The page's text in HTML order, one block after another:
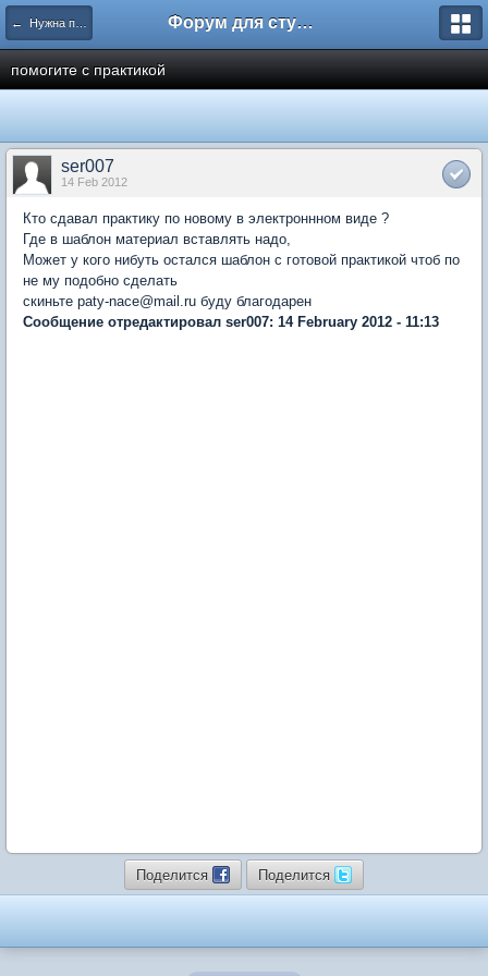
← Нужна помощь Форум для студента СГА
помогите с практикой
ser007
14 Feb 2012
Кто сдавал практику по новому в электроннном виде ?
Где в шаблон материал вставлять надо,
Может у кого нибуть остался шаблон с готовой практикой чтоб по
не му подобно сделать
скиньте paty-nace@mail.ru буду благодарен
Сообщение отредактировал ser007: 14 February 2012 - 11:13
Поделится Поделится